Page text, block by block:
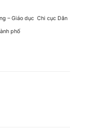
– Giáo dục Chi cục Dân
phố